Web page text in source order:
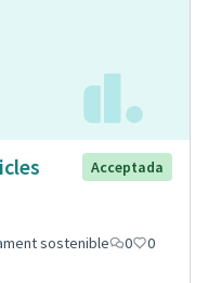
Acceptada
sostenible
0
0